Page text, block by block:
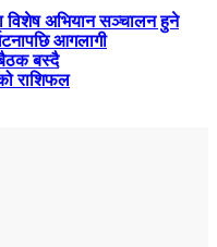
विशेष अभियान सञ्चालन हुने
आगलागी
बस्दै
राशिफल